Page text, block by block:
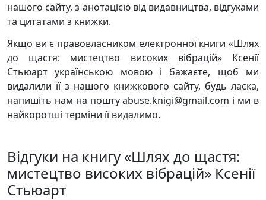
нашого сайту, з анотацією від видавництва, відгуками
та цитатами з книжки.
Якщо ви є правовласником електронної книги «Шлях
до щастя: мистецтво високих вібрацій» Ксенії
Стьюарт українською мовою і бажаєте, щоб ми
видалили її з нашого книжкового сайту, будь ласка,
напишіть нам на пошту abuse.knigi@gmail.com і ми в
найкоротші терміни її видалимо.
Відгуки на книгу «Шлях до щастя:
мистецтво високих вібрацій» Ксенії
Стьюарт